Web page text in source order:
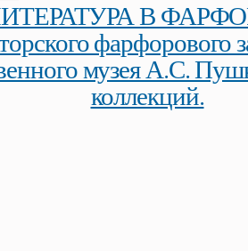
В
фарфорового
музея А.С.
коллекций.
в фарфоре. из собрания